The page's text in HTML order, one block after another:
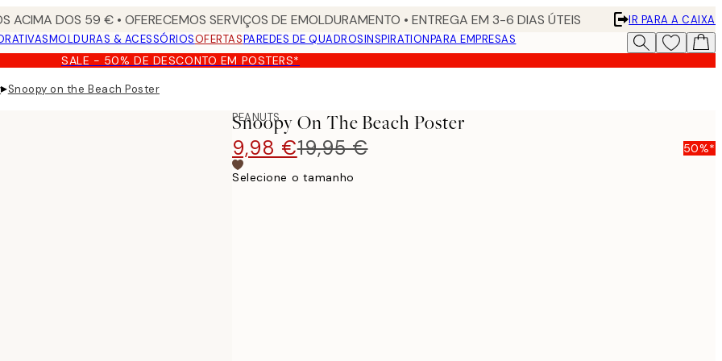
ACIMA DOS 59 € • OFERECEMOS SERVIÇOS DE EMOLDURAMENTO • ENTREGA EM 3-6 DIAS ÚTEIS
IR PARA A CAIXA
MOLDURAS & ACESSÓRIOSOFERTASPAREDES DE QUADROSINSPIRATIONPARA EMPRESAS
SALE - 50% DE DESCONTO EM POSTERS*
▸Snoopy on the Beach Poster
PEANUTS
Snoopy On The Beach Poster
9,98 €19,95 € 50%*
Selecione o tamanho